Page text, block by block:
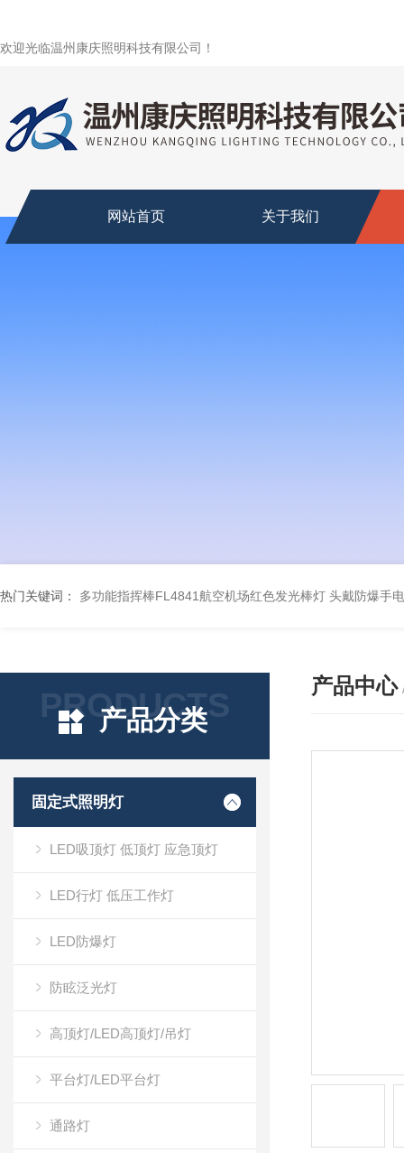
欢迎光临温州康庆照明科技有限公司！
网站首页 关于我们
热门关键词： 多功能指挥棒FL4841航空机场红色发光棒灯 头戴防爆手
PRODUCTS
产品分类
固定式照明灯
LED吸顶灯 低顶灯 应急顶灯
LED行灯 低压工作灯
LED防爆灯
防眩泛光灯
高顶灯/LED高顶灯/吊灯
平台灯/LED平台灯
通路灯
产品中心